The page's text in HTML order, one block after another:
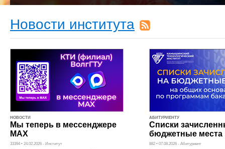
Новости института
НОВОСТИ
Мы теперь в мессенджере
MAX
33394 • 24.02.2026 - Институт
АБИТУРИЕНТУ
Списки
бюджетные места
882 • 07.08.2026 - Абитуриент